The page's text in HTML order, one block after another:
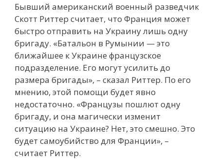
Бывший американский военный разведчик
Скотт Риттер считает, что Франция может
быстро отправить на Украину лишь одну
бригаду. «Батальон в Румынии — это
ближайшее к Украине французское
подразделение. Его могут усилить до
размера бригады», – сказал Риттер. По его
мнению, этой помощи будет явно
недостаточно. «Французы пошлют одну
бригаду, и она магически изменит
ситуацию на Украине? Нет, это смешно. Это
будет самоубийство для Франции», –
считает Риттер.